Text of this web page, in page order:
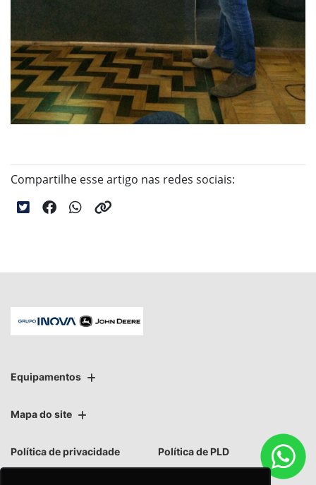
Compartilhe esse artigo nas redes sociais:
Equipamentos
Mapa do site
Política de privacidade Política de PLD